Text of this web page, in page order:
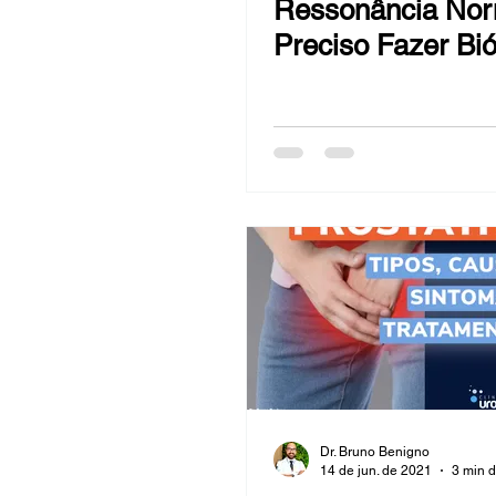
Hiperplasia Benigna da Próstata -
Reversão de Vasectomia
Ressonância
Preciso Fazer
Dr. Bruno Benigno
14 de jun. de 2021
3 min